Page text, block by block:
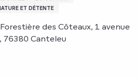
ET DÉTENTE
des Côteaux, 1 avenue
76380 Canteleu